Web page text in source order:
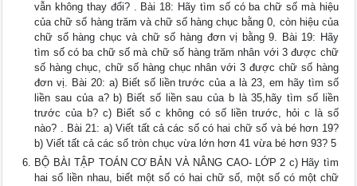
vẫn không thay đổi? . Bài 18: Hãy tìm số có ba chữ số mà hiệu
của chữ số hàng trăm và chữ số hàng chục bằng 0, còn hiệu của
chữ số hàng chục và chữ số hàng đơn vị bằng 9. Bài 19: Hãy
tìm số có ba chữ số mà chữ số hàng trăm nhân với 3 được chữ
số hàng chục, chữ số hàng chục nhân với 3 được chữ số hàng
đơn vị. Bài 20: a) Biết số liền trước của a là 23, em hãy tìm số
liền sau của a? b) Biết số liền sau của b là 35,hãy tìm số liền
trước của b? c) Biết số c không có số liền trước, hỏi c là số
nào? . Bài 21: a) Viết tất cả các số có hai chữ số và bé hơn 19?
b) Viết tất cả các số tròn chục vừa lớn hơn 41 vừa bé hơn 93? 5
BỘ BÀI TẬP TOÁN CƠ BẢN VÀ NÂNG CAO- LỚP 2 c) Hãy tìm
hai số liền nhau, biết một số có hai chữ số, một số có một chữ